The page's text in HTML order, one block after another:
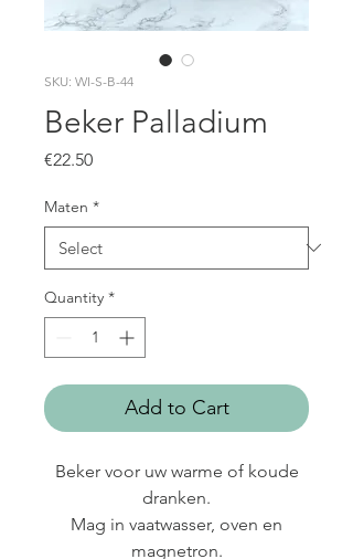
SKU: WI-S-B-44
Beker Palladium
€22.50Price
Maten *
Quantity *
Add to Cart
Beker voor uw warme of koude
dranken.
Mag in vaatwasser, oven en
magnetron.